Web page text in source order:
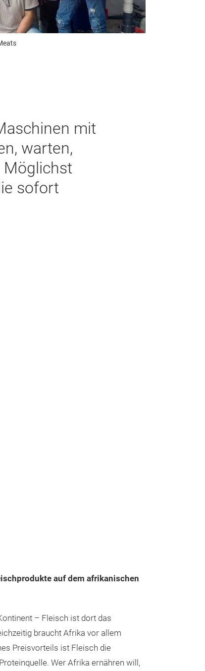
mit
warten,
Möglichst
sofort
auf dem afrikanischen
– Fleisch ist dort das
braucht Afrika vor allem
Preisvorteils ist Fleisch die
Wer Afrika ernähren will,